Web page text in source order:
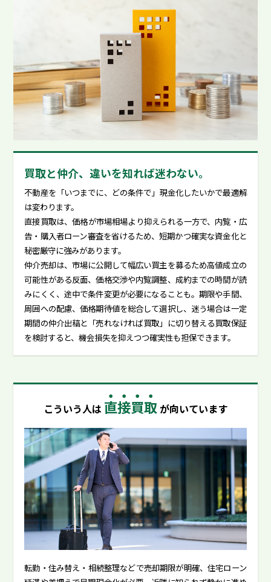
買取と仲介、違いを知れば迷わない。
不動産を「いつまでに、どの条件で」現金化したいかで最適解
は変わります。
直接買取は、価格が市場相場より抑えられる一方で、内覧・広
告・購入者ローン審査を省けるため、短期かつ確実な資金化と
秘密厳守に強みがあります。
仲介売却は、市場に公開して幅広い買主を募るため高値成立の
可能性がある反面、価格交渉や内覧調整、成約までの時間が読
みにくく、途中で条件変更が必要になることも。期限や手間、
周囲への配慮、価格期待値を総合して選択し、迷う場合は一定
期間の仲介出稿と「売れなければ買取」に切り替える買取保証
を検討すると、機会損失を抑えつつ確実性も担保できます。
こういう人は 直接買取 が向いています
転勤・住み替え・相続整理などで売却期限が明確、住宅ローン